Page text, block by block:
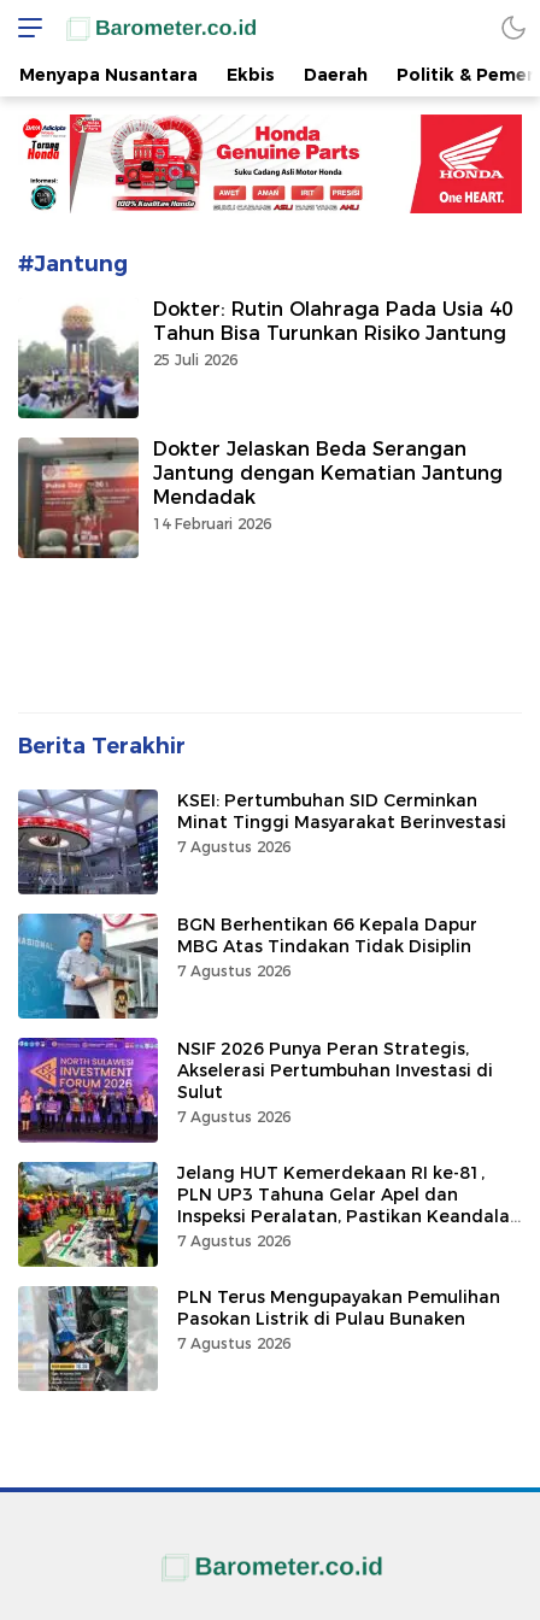
www.barometer.co.id
Berita Terkini di Sulawesi Utara
Menyapa Nusantara Ekbis Daerah Politik &
#Jantung
Dokter: Rutin Olahraga Pada Usia 40
Tahun Bisa Turunkan Risiko Jantung
25 Juli 2026
Dokter Jelaskan Beda Serangan
Jantung dengan Kematian Jantung
Mendadak
14 Februari 2026
Berita Terakhir
KSEI: Pertumbuhan SID Cerminkan
Minat Tinggi Masyarakat Berinvestasi
7 Agustus 2026
BGN Berhentikan 66 Kepala Dapur
MBG Atas Tindakan Tidak Disiplin
7 Agustus 2026
NSIF 2026 Punya Peran Strategis,
Akselerasi Pertumbuhan Investasi di
Sulut
7 Agustus 2026
Jelang HUT Kemerdekaan RI ke-81,
PLN UP3 Tahuna Gelar Apel dan
Inspeksi Peralatan, Pastikan Keandalan
Listrik
7 Agustus 2026
PLN Terus Mengupayakan Pemulihan
Pasokan Listrik di Pulau Bunaken
7 Agustus 2026